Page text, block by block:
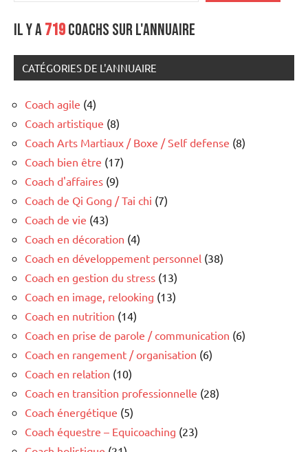
Il y a719coachs sur l'annuaire
CATÉGORIES DE L'ANNUAIRE
Coach agile (4)
Coach artistique (8)
Coach Arts Martiaux / Boxe / Self defense (8)
Coach bien être (17)
Coach d'affaires (9)
Coach de Qi Gong / Tai chi (7)
Coach de vie (43)
Coach en décoration (4)
Coach en développement personnel (38)
Coach en gestion du stress (13)
Coach en image, relooking (13)
Coach en nutrition (14)
Coach en prise de parole / communication (6)
Coach en rangement / organisation (6)
Coach en relation (10)
Coach en transition professionnelle (28)
Coach énergétique (5)
Coach équestre – Equicoaching (23)